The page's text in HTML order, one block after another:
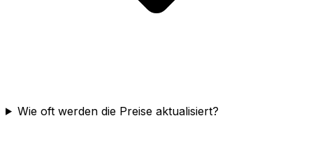
Wie oft werden die Preise aktualisiert?